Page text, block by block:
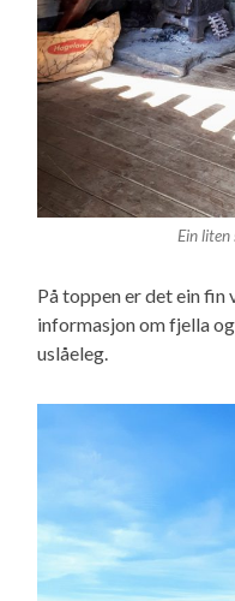
Ein
På toppen er det ein fin
informasjon om fjella
uslåeleg.